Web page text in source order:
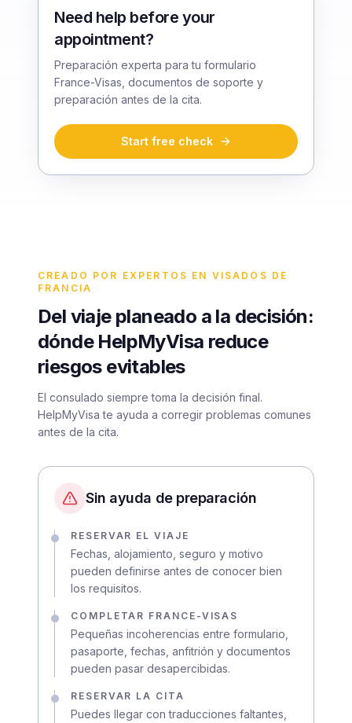
Need help before your
appointment?
Preparación experta para tu formulario
France-Visas, documentos de soporte y
preparación antes de la cita.
Start free check
CREADO POR EXPERTOS EN VISADOS DE
FRANCIA
Del viaje planeado a la decisión:
dónde HelpMyVisa reduce
riesgos evitables
El consulado siempre toma la decisión final.
HelpMyVisa te ayuda a corregir problemas comunes
antes de la cita.
Sin ayuda de preparación
RESERVAR EL VIAJE
Fechas, alojamiento, seguro y motivo
pueden definirse antes de conocer bien
los requisitos.
COMPLETAR FRANCE-VISAS
Pequeñas incoherencias entre formulario,
pasaporte, fechas, anfitrión y documentos
pueden pasar desapercibidas.
RESERVAR LA CITA
Puedes llegar con traducciones faltantes,